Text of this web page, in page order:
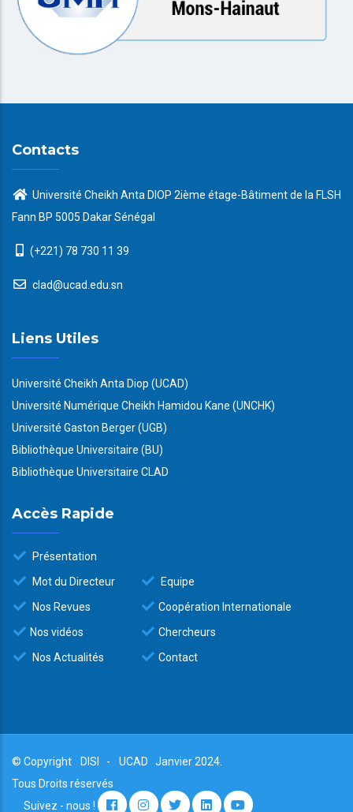
Contacts
Université Cheikh Anta DIOP 2ième étage-Bâtiment de la FLSH
Fann BP 5005 Dakar Sénégal
(+221) 78 730 11 39
clad@ucad.edu.sn
Liens Utiles
Université Cheikh Anta Diop (UCAD)
Université Numérique Cheikh Hamidou Kane (UNCHK)
Université Gaston Berger (UGB)
Bibliothèque Universitaire (BU)
Bibliothèque Universitaire CLAD
Accès Rapide
Présentation
Mot du Directeur
Nos Revues
Nos vidéos
Nos Actualités
Equipe
Coopération Internationale
Chercheurs
Contact
© Copyright DISI - UCAD
Janvier 2024.
Tous Droits réservés
Suivez - nous !